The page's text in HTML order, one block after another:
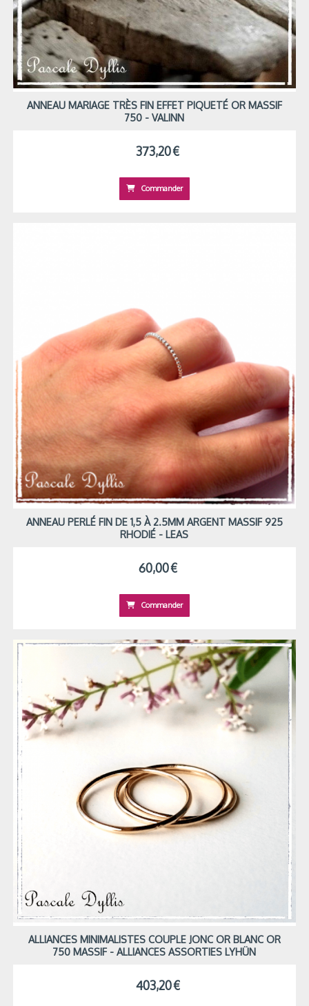
ANNEAU MARIAGE TRÈS FIN EFFET PIQUETÉ OR MASSIF
750 - VALINN
373,20€
Commander
ANNEAU PERLÉ FIN DE 1,5 À 2.5MM ARGENT MASSIF 925
RHODIÉ - LEAS
60,00€
Commander
ALLIANCES MINIMALISTES COUPLE JONC OR BLANC OR
750 MASSIF - ALLIANCES ASSORTIES LYHÜN
403,20€